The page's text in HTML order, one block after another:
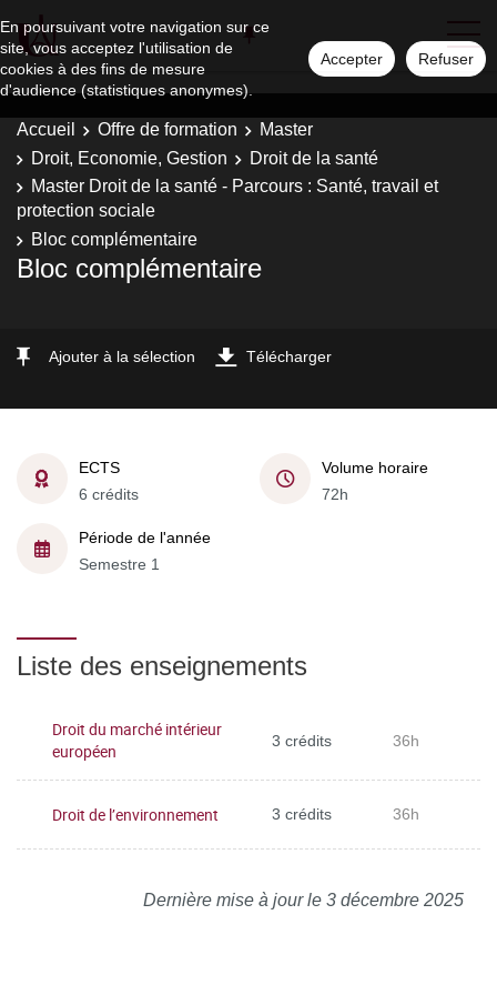
En poursuivant votre navigation sur ce
site, vous acceptez l'utilisation de
cookies à des fins de mesure
d'audience (statistiques anonymes).
Accepter Refuser
Accueil Offre de formation
Master
Droit, Economie, Gestion
Droit de la santé
Master Droit de la santé - Parcours : Santé, travail et
protection sociale
Bloc complémentaire
Bloc complémentaire
Ajouter à la sélection Télécharger
ECTS
6 crédits
Volume horaire
72h
Période de l'année
Semestre 1
Liste des enseignements
Droit du marché intérieur
européen
3 crédits 36h
Droit de l’environnement 3 crédits 36h
Dernière mise à jour le 3 décembre 2025